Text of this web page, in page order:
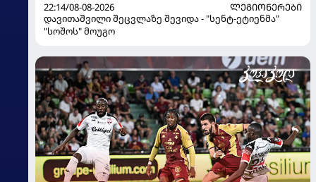
22:14/08-08-2026
ᲚᲔᲒᲘᲝᲜᲔᲠᲔᲑᲘ
დავითაშვილი შეცვლაზე შევიდა - "სენტ-ეტიენმა"
"სოშოს" მოუგო